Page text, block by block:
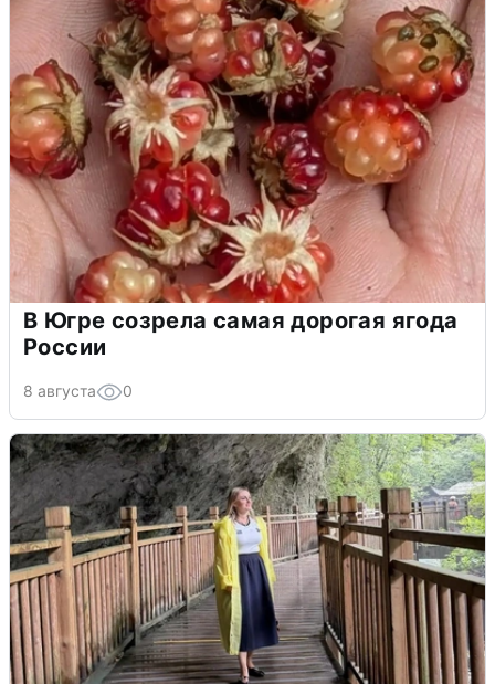
В Югре созрела самая дорогая ягода
России
8 августа 0